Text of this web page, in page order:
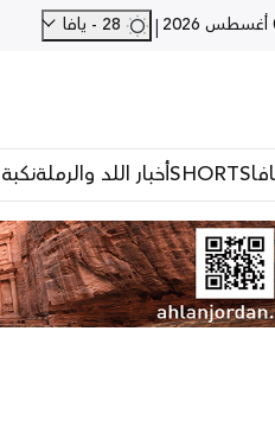
|
SHORTSأخبار اللد والرملةنكبة